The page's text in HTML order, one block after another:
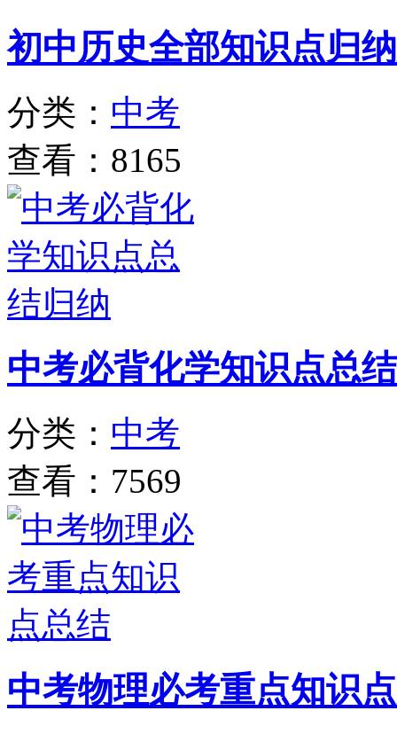
初中历史全部知识点归
分类： 中考
查看：8165
中考必背化学知识点总
分类： 中考
查看：7569
中考物理必考重点知识